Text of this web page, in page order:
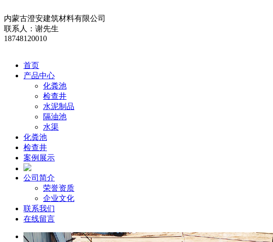
内蒙古澄安建筑材料有限公司
联系人：谢先生
18748120010
首页
产品中心
化粪池
检查井
水泥制品
隔油池
水渠
化粪池
检查井
案例展示
公司简介
荣誉资质
企业文化
联系我们
在线留言